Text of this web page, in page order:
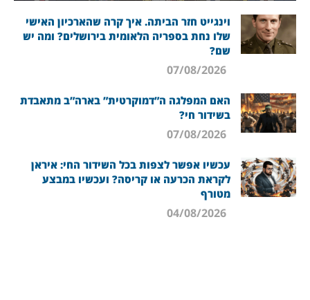
וינגייט חזר הביתה. איך קרה שהארכיון האישי
שלו נחת בספריה הלאומית בירושלים? ומה יש
שם?
האם המפלגה ה”דמוקרטית” בארה”ב מתאבדת
בשידור חי?
עכשיו אפשר לצפות בכל השידור החי: איראן
לקראת הכרעה או קריסה? ועכשיו במבצע
מטורף